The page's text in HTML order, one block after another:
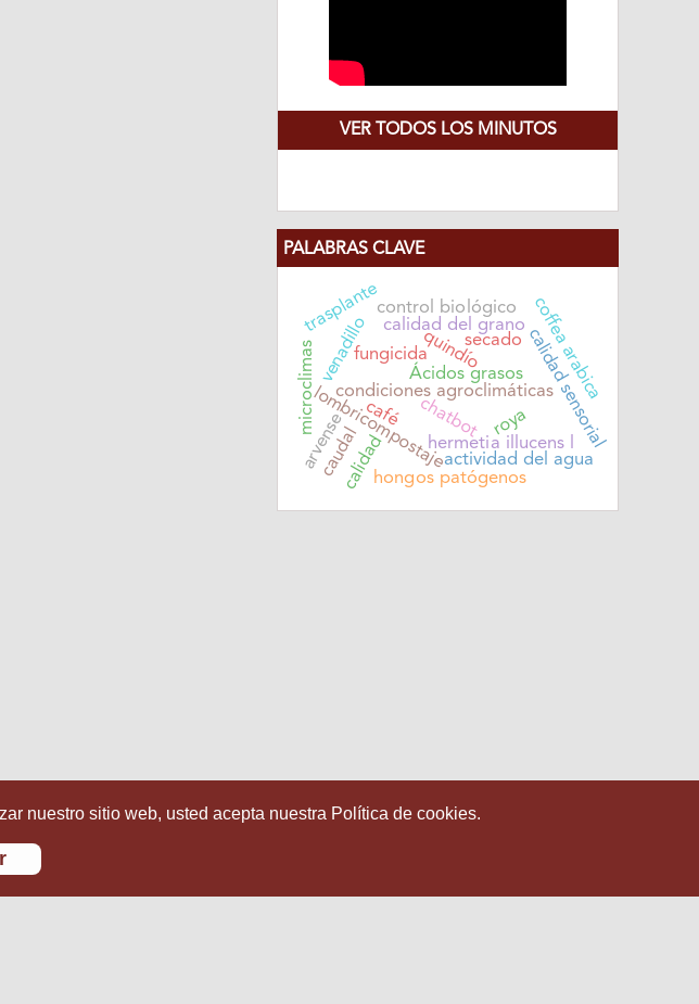
VER TODOS LOS MINUTOS
PALABRAS CLAVE
Ácidos grasos
condiciones agroclimáticascalidad sensorial
quindío
hermetia illucens l
lombricompostaje roya
fungicida
chatbot
microclimas
actividad del agua
calidad del grano
café
arvense
venadillo
control biológico
calidad
caudal
coffea arabica
trasplante
hongos patógenos
secado
nuestro sitio web, usted acepta nuestra Política de cookies.